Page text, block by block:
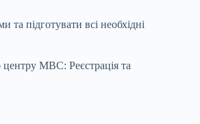
підготувати всі необхідні
центру МВС: Реєстрація та